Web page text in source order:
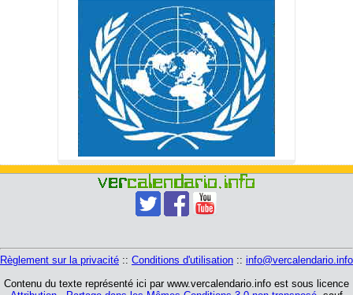
Règlement sur la privacité :: Conditions d'utilisation :: info@vercalendario.info
Contenu du texte représenté ici par www.vercalendario.info est sous licence